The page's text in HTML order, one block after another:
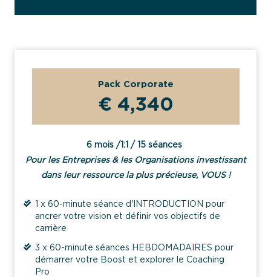
Pack Corporate
€ 4,340
6 mois /1:1 / 15 séances
Pour les Entreprises & les Organisations investissant
dans leur ressource la plus précieuse, VOUS !
1 x 60-minute séance d'INTRODUCTION pour
ancrer votre vision et définir vos objectifs de
carrière
3 x 60-minute séances HEBDOMADAIRES pour
démarrer votre Boost et explorer le Coaching
Pro